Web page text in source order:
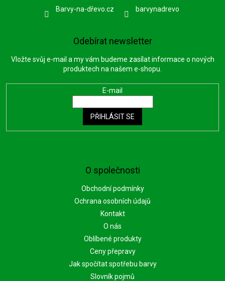
O společnosti
Obchodní podmínky
Ochrana osobních údajů
Kontakt
O nás
Oblíbené produkty
Ceny přepravy
Jak spočítat spotřebu barvy
Slovník pojmů
Barvy-na-dřevo.cz barvynadrevo
Odebírat newsletter
Vložte svůj e-mail a my vám budeme zasílat informace o nových
produktech na našem e-shopu.
E-mail
PŘIHLÁSIT SE